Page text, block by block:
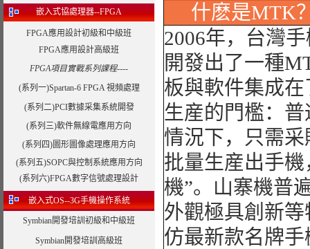
嵌入式協處理器--FPGA
FPGA應用設計初級和中級班
FPGA應用設計高級班
FPGA項目實戰系列課程----
(系列一)Spartan-6 FPGA 視頻處理
(系列二)PCI數據采集系統開發
(系列三)軟件無線電應用方向
(系列四)圖形圖像處理應用方向
(系列五)SOPC與控制系統應用方向
(系列六)FPGA數字信號處理設計
嵌入式OS--3G手機操作系統
Symbian開發培訓初級和中級班
Symbian開發培訓高級班
什麽是MTK
2006年，台灣
開發出了一種
板與軟件集成
生産的門檻：
情況下，只需
批量生産出手
機”。山寨機普
外觀極具創新
仿最新款名牌